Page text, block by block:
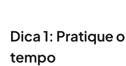
Dica 1: Pratique
tempo